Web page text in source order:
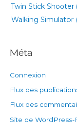
Twin Stick Shooter
Walking Simulator
Méta
Connexion
Flux des
Flux des
Site de WordPress-